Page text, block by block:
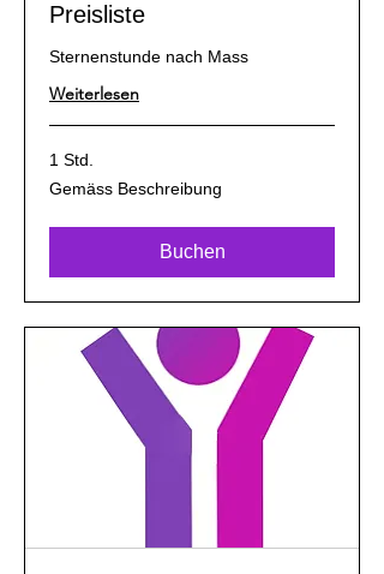
Preisliste
Sternenstunde nach Mass
Weiterlesen
1 Std.
Gemäss
Beschreibung
Gemäss Beschreibung
Buchen